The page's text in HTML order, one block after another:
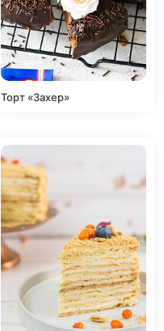
Торт «Захер»